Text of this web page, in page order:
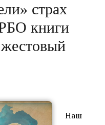
страх
книги
Наш